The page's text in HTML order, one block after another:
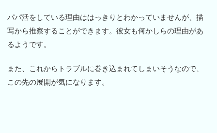
パパ活をしている理由ははっきりとわかっていませんが、描
写から推察することができます。彼女も何かしらの理由があ
るようです。
また、これからトラブルに巻き込まれてしまいそうなので、
この先の展開が気になります。